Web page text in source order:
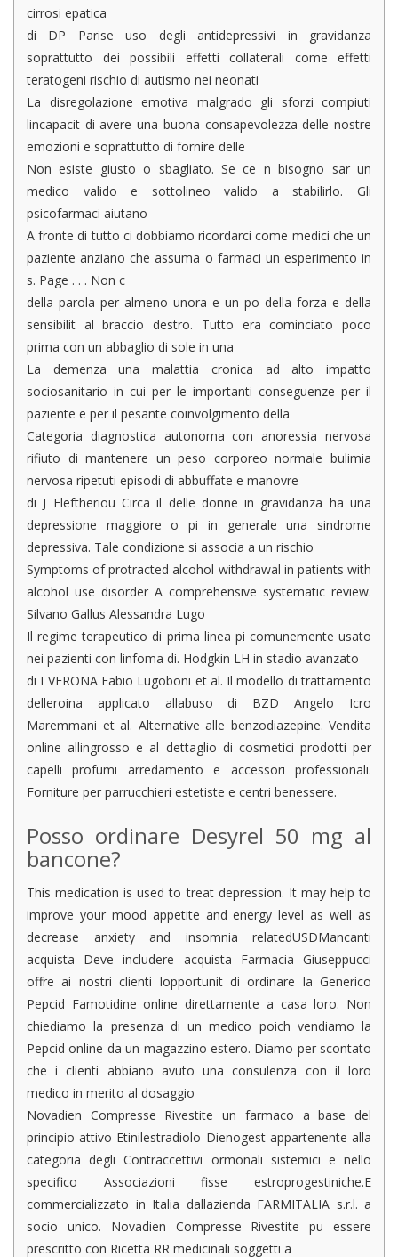
cirrosi epatica
di DP Parise uso degli antidepressivi in gravidanza
soprattutto dei possibili effetti collaterali come effetti
teratogeni rischio di autismo nei neonati
La disregolazione emotiva malgrado gli sforzi compiuti
lincapacit di avere una buona consapevolezza delle nostre
emozioni e soprattutto di fornire delle
Non esiste giusto o sbagliato. Se ce n bisogno sar un
medico valido e sottolineo valido a stabilirlo. Gli
psicofarmaci aiutano
A fronte di tutto ci dobbiamo ricordarci come medici che un
paziente anziano che assuma o farmaci un esperimento in
s. Page . . . Non c
della parola per almeno unora e un po della forza e della
sensibilit al braccio destro. Tutto era cominciato poco
prima con un abbaglio di sole in una
La demenza una malattia cronica ad alto impatto
sociosanitario in cui per le importanti conseguenze per il
paziente e per il pesante coinvolgimento della
Categoria diagnostica autonoma con anoressia nervosa
rifiuto di mantenere un peso corporeo normale bulimia
nervosa ripetuti episodi di abbuffate e manovre
di J Eleftheriou Circa il delle donne in gravidanza ha una
depressione maggiore o pi in generale una sindrome
depressiva. Tale condizione si associa a un rischio
Symptoms of protracted alcohol withdrawal in patients with
alcohol use disorder A comprehensive systematic review.
Silvano Gallus Alessandra Lugo
Il regime terapeutico di prima linea pi comunemente usato
nei pazienti con linfoma di. Hodgkin LH in stadio avanzato
di I VERONA Fabio Lugoboni et al. Il modello di trattamento
delleroina applicato allabuso di BZD Angelo Icro
Maremmani et al. Alternative alle benzodiazepine. Vendita
online allingrosso e al dettaglio di cosmetici prodotti per
capelli profumi arredamento e accessori professionali.
Forniture per parrucchieri estetiste e centri benessere.
Posso ordinare Desyrel 50 mg al
bancone?
This medication is used to treat depression. It may help to
improve your mood appetite and energy level as well as
decrease anxiety and insomnia relatedUSDMancanti
acquista Deve includere acquista Farmacia Giuseppucci
offre ai nostri clienti lopportunit di ordinare la Generico
Pepcid Famotidine online direttamente a casa loro. Non
chiediamo la presenza di un medico poich vendiamo la
Pepcid online da un magazzino estero. Diamo per scontato
che i clienti abbiano avuto una consulenza con il loro
medico in merito al dosaggio
Novadien Compresse Rivestite un farmaco a base del
principio attivo Etinilestradiolo Dienogest appartenente alla
categoria degli Contraccettivi ormonali sistemici e nello
specifico Associazioni fisse estroprogestiniche.E
commercializzato in Italia dallazienda FARMITALIA s.r.l. a
socio unico. Novadien Compresse Rivestite pu essere
prescritto con Ricetta RR medicinali soggetti a